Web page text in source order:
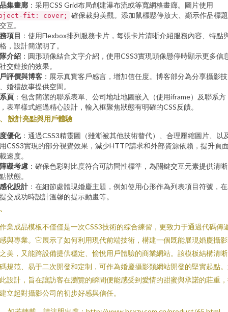
集畫廊 ：采用CSS Grid布局創建瀑布流或等寬網格畫廊。圖片使用
fit: cover;
確保裁剪美觀。添加鼠標懸停放大、顯示作品標
互。
項目 ：使用Flexbox排列服務卡片，每張卡片清晰介紹服務內容、特點
，設計簡潔明了。
介紹 ：圓形頭像結合文字介紹，使用CSS3實現頭像懸停時顯示更多信
交鏈接的效果。
評價與博客 ：展示真實客戶感言，增加信任度。博客部分為分享攝影技
婚禮故事提供空間。
頁 ：包含簡潔的聯系表單、公司地址地圖嵌入（使用iframe）及聯系方
表單樣式經過精心設計，輸入框聚焦狀態有明確的CSS反饋。
設計亮點與用戶體驗
優化：通過CSS3精靈圖（雖漸被其他技術替代）、合理壓縮圖片、以
CSS3實現的部分視覺效果，減少HTTP請求和外部資源依賴，提升頁
速度。
礙考慮 ：確保色彩對比度符合可訪問性標準，為關鍵交互元素提供清
狀態。
化設計 ：在細節處體現婚慶主題，例如使用心形作為列表項目符號，
交成功時設計溫馨的提示動畫等。
業成品模板不僅僅是一次CSS3技術的綜合練習，更致力于通過代碼傳
與專業。它展示了如何利用現代前端技術，構建一個既能展現婚慶攝
美，又能跨設備提供穩定、愉悅用戶體驗的商業網站。該模板結構清
規范、易于二次開發和定制，可作為婚慶攝影類網站開發的堅實起點
設計，旨在讓訪客在瀏覽的瞬間便能感受到愛情的甜蜜與承諾的莊重
立起對攝影公司的初步好感與信任。